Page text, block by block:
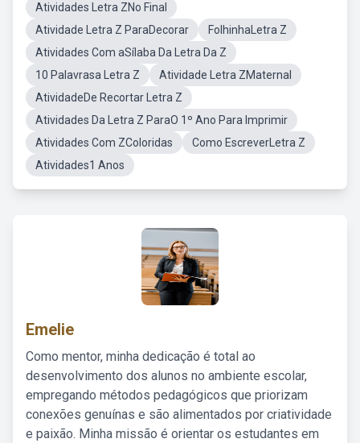
Atividades Letra ZNo Final
Atividade Letra Z ParaDecorar
FolhinhaLetra Z
Atividades Com aSílaba Da Letra Da Z
10 Palavrasa Letra Z
Atividade Letra ZMaternal
AtividadeDe Recortar Letra Z
Atividades Da Letra Z ParaO 1º Ano Para Imprimir
Atividades Com ZColoridas
Como EscreverLetra Z
Atividades1 Anos
Emelie
Como mentor, minha dedicação é total ao
desenvolvimento dos alunos no ambiente escolar,
empregando métodos pedagógicos que priorizam
conexões genuínas e são alimentados por criatividade
e paixão. Minha missão é orientar os estudantes em